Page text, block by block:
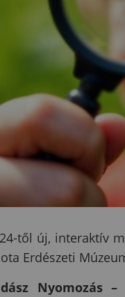
től új, interaktív
Erdészeti
Nyomozás